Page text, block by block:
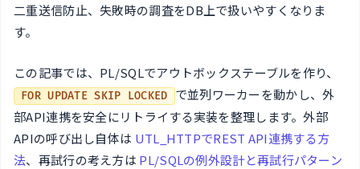
二重送信防止、失敗時の調査をDB上で扱いやすくなりま
す。
この記事では、PL/SQLでアウトボックステーブルを作り、
FOR UPDATE SKIP LOCKED
で並列ワーカーを動かし、外
部API連携を安全にリトライする実装を整理します。外部
APIの呼び出し自体は UTL_HTTPでREST API連携する方
法、再試行の考え方は PL/SQLの例外設計と再試行パターン